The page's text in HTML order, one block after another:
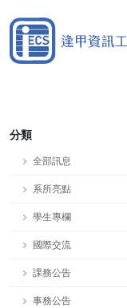
分類
全部訊息
系所亮點
學生專欄
國際交流
課務公告
事務公告